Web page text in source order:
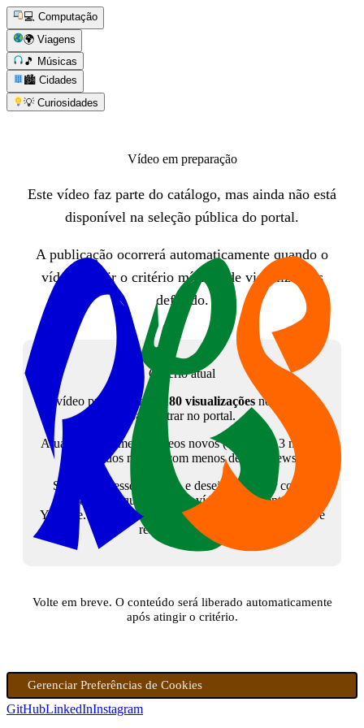
💻 Computação
🌍 Viagens
🎵 Músicas
🏙️ Cidades
💡 Curiosidades
Vídeo em preparação
Este vídeo faz parte do catálogo, mas ainda não está
disponível na seleção pública do portal.
A publicação ocorrerá automaticamente quando o
vídeo atingir o critério mínimo de visualizações
definido.
Critério atual
O vídeo precisa atingir
180 visualizações no YouTube
para entrar no portal.
Atualmente, somente vídeos novos (menos de 3 meses)
são listados mesmo com menos de 180 views.
Se tem interesse no tema, e deseja colaborar com o
canal, peço que assista ao vídeo diretamente no
Youtube. Isso sinalizará para a plataforma que o vídeo é
relevante. Grato!
Volte em breve. O conteúdo será liberado automaticamente
após atingir o critério.
Gerenciar Preferências de Cookies
GitHubLinkedInInstagram